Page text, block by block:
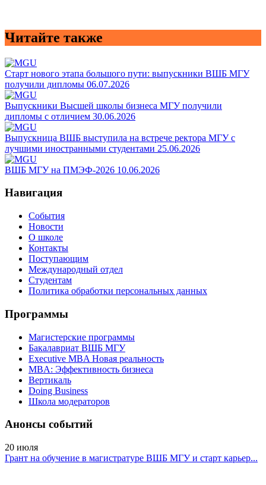
Читайте также
Старт нового этапа большого пути: выпускники ВШБ МГУ
получили дипломы 06.07.2026
Выпускники Высшей школы бизнеса МГУ получили
дипломы с отличием 30.06.2026
Выпускница ВШБ выступила на встрече ректора МГУ с
лучшими иностранными студентами 25.06.2026
ВШБ МГУ на ПМЭФ-2026 10.06.2026
Навигация
События
Новости
О школе
Контакты
Поступающим
Международный отдел
Студентам
Политика обработки персональных данных
Программы
Магистерские программы
Бакалавриат ВШБ МГУ
Executive MBA Новая реальность
MBA: Эффективность бизнеса
Вертикаль
Doing Business
Школа модераторов
Анонсы событий
20 июля
Грант на обучение в магистратуре ВШБ МГУ и старт карьер...